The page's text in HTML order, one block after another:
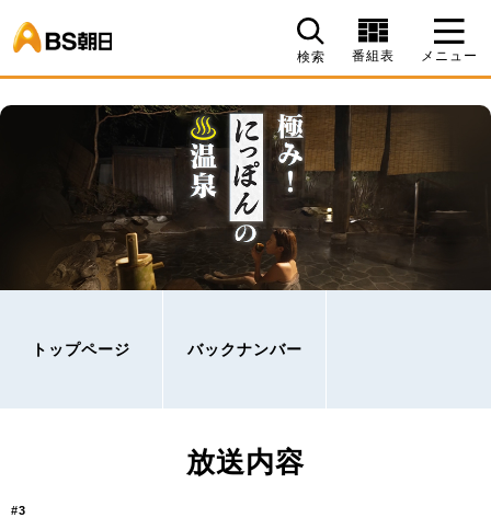
検索 番組表 メニュー
トップページ バックナンバー
放送内容
#3